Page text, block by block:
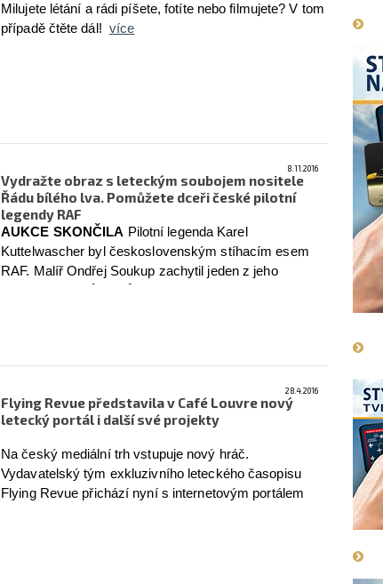
Milujete létání a rádi píšete, fotíte nebo filmujete? V tom
případě čtěte dál! více
8.11.2016
Vydražte obraz s leteckým soubojem nositele
Řádu bílého lva. Pomůžete dceři české pilotní
legendy RAF
AUKCE SKONČILA Pilotní legenda Karel
Kuttelwascher byl československým stíhacím esem
RAF. Malíř Ondřej Soukup zachytil jeden z jeho
28.4.2016
Flying Revue představila v Café Louvre nový
letecký portál i další své projekty
Na český mediální trh vstupuje nový hráč.
Vydavatelský tým exkluzivního leteckého časopisu
Flying Revue přichází nyní s internetovým portálem